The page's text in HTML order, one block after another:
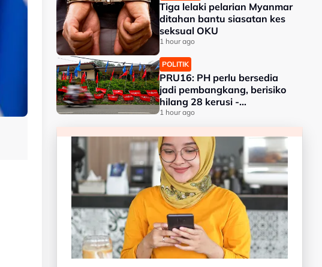
Tiga lelaki pelarian Myanmar
ditahan bantu siasatan kes
seksual OKU
1 hour ago
POLITIK
PRU16: PH perlu bersedia
jadi pembangkang, berisiko
hilang 28 kerusi -
Penganalisis
1 hour ago